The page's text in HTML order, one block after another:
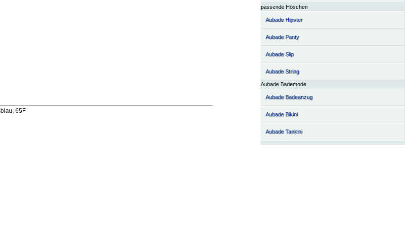
passende Höschen
Aubade Hipster
Aubade Panty
Aubade Slip
Aubade String
Aubade Bademode
Aubade Badeanzug
Aubade Bikini
Aubade Tankini
65F